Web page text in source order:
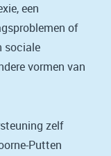
een
of
sociale
vormen van
zelf
Putten